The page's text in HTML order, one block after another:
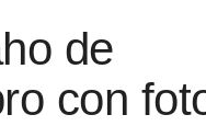
de
con